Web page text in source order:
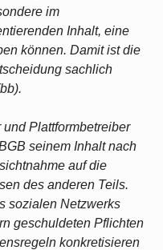
im
Inhalt, eine
können. Damit ist die
sachlich
Plattformbetreiber
seinem Inhalt nach
auf die
des anderen Teils.
sozialen Netzwerks
geschuldeten Pflichten
konkretisieren